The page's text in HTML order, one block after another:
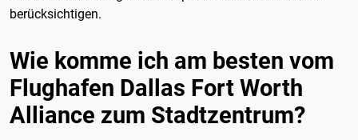
berücksichtigen.
Wie komme ich am besten vom
Flughafen Dallas Fort Worth
Alliance zum Stadtzentrum?